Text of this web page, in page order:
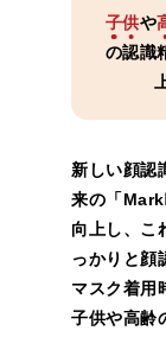
子供や
の認識
新しい顔認
来の「
向上し、こ
っかりと顔
マスク着用
子供や高齢